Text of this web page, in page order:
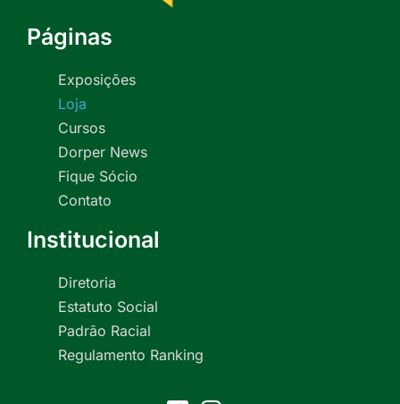
Páginas
Exposições
Loja
Cursos
Dorper News
Fique Sócio
Contato
Institucional
Diretoria
Estatuto Social
Padrão Racial
Regulamento Ranking